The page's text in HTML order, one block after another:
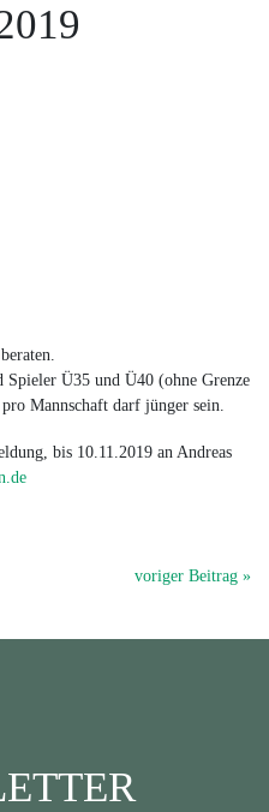
Spieler Ü35 und Ü40 (ohne Grenze
Mannschaft darf jünger sein.
bis 10.11.2019 an Andreas
voriger Beitrag »